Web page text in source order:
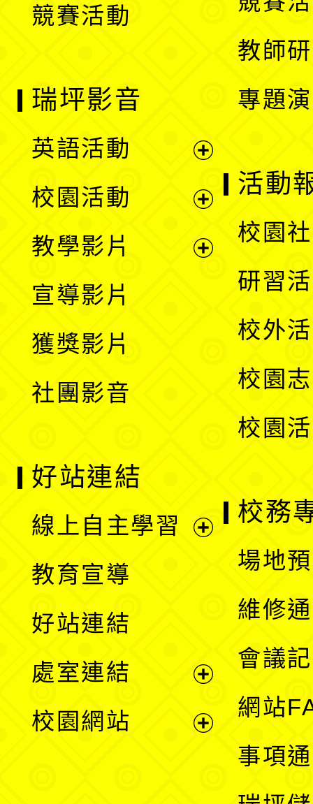
競賽活動
教師
專題
瑞坪影音
英語活動
選
校園活動
教學影片
宣導影片
獲獎影片
社團影音
活動
校園
研習
校外
校園
校園
好站連結
線上自主學習
單
教育宣導
好站連結
處室連結
校園網站
校務
場地
維修
會議
網站
事項